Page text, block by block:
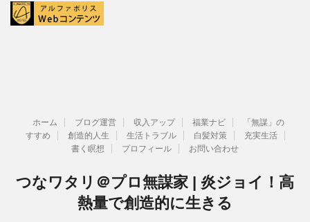
ホーム ブログ運営 収入アップ 福業ナビ
「無謀」の
すすめ
創造的人生 生活トラブル 白髪対策
充実生活
書く瞑想
プロフィール お問い合わせ
つなワタリ＠プロ無謀家 | 炎ジョイ！高
熱量で創造的に生きる